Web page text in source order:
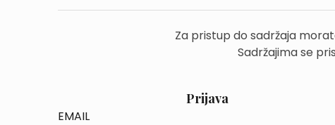
Za pristup do sadržaja
Sadržajima se
Prijava
EMAIL